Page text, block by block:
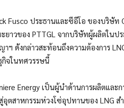
Fusco ประธานและซีอีโอ ของบริษัท
ยาวของ PTTGL จากบริษัทผู้ผลิตในป
ฯ ดังกล่าวสะท้อนถึงความต้องการ
กิจในทศวรรษนี้
Energy เป็นผู้นำด้านการผลิตและ
อุตสาหกรรมห่วงโซ่อุปทานของ LNG